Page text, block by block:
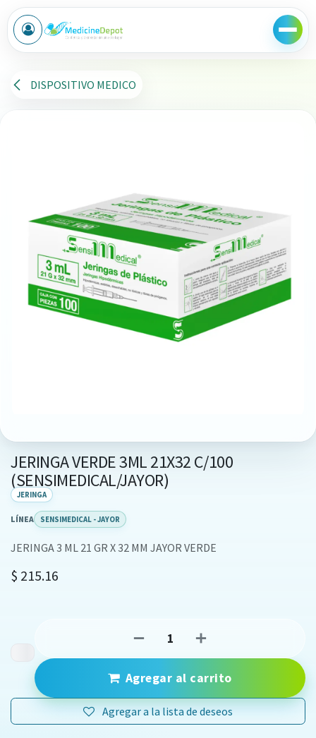
Ir al contenido
DISPOSITIVO MEDICO
JERINGA VERDE 3ML 21X32 C/100
(SENSIMEDICAL/JAYOR)
JERINGA
LÍNEA SENSIMEDICAL - JAYOR
JERINGA 3 ML 21 GR X 32 MM JAYOR VERDE
$ 215.16
Agregar al carrito
Agregar a la lista de deseos